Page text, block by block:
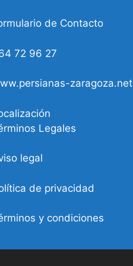
de Contacto
72 96 27
zaragoza.net
Legales
legal
de privacidad
y condiciones